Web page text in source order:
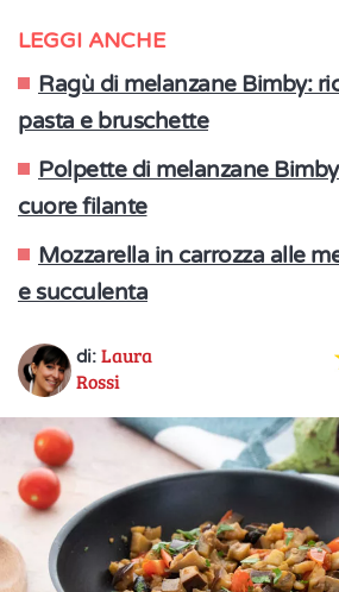
LEGGI ANCHE
Ragù di melanzane Bimby:
pasta e bruschette
Polpette di melanzane
cuore filante
Mozzarella in carrozza alle
e succulenta
di: Laura
Rossi